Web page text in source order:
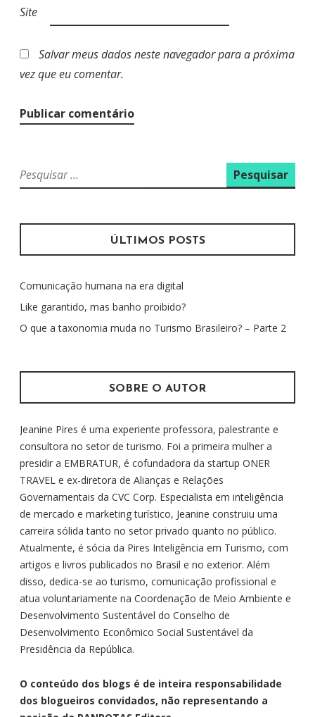
Site
Salvar meus dados neste navegador para a próxima
vez que eu comentar.
P
e
q
i
a
r
p
:
ÚLTIMOS POSTS
Comunicação humana na era digital
Like garantido, mas banho proibido?
O que a taxonomia muda no Turismo Brasileiro? – Parte 2
SOBRE O AUTOR
Jeanine Pires é uma experiente professora, palestrante e
consultora no setor de turismo. Foi a primeira mulher a
presidir a EMBRATUR, é cofundadora da startup ONER
TRAVEL e ex-diretora de Alianças e Relações
Governamentais da CVC Corp. Especialista em inteligência
de mercado e marketing turístico, Jeanine construiu uma
carreira sólida tanto no setor privado quanto no público.
Atualmente, é sócia da Pires Inteligência em Turismo, com
artigos e livros publicados no Brasil e no exterior. Além
disso, dedica-se ao turismo, comunicação profissional e
atua voluntariamente na Coordenação de Meio Ambiente e
Desenvolvimento Sustentável do Conselho de
Desenvolvimento Econômico Social Sustentável da
Presidência da República.
O conteúdo dos blogs é de inteira responsabilidade
dos blogueiros convidados, não representando a